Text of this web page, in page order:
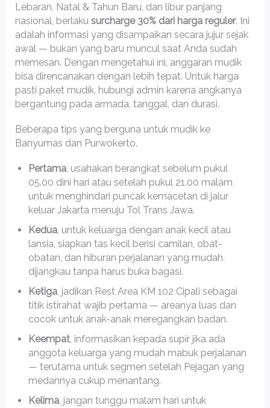
Lebaran, Natal & Tahun Baru, dan libur panjang
nasional, berlaku surcharge 30% dari harga reguler. Ini
adalah informasi yang disampaikan secara jujur sejak
awal — bukan yang baru muncul saat Anda sudah
memesan. Dengan mengetahui ini, anggaran mudik
bisa direncanakan dengan lebih tepat. Untuk harga
pasti paket mudik, hubungi admin karena angkanya
bergantung pada armada, tanggal, dan durasi.
Beberapa tips yang berguna untuk mudik ke
Banyumas dan Purwokerto.
Pertama, usahakan berangkat sebelum pukul
05.00 dini hari atau setelah pukul 21.00 malam
untuk menghindari puncak kemacetan di jalur
keluar Jakarta menuju Tol Trans Jawa.
Kedua, untuk keluarga dengan anak kecil atau
lansia, siapkan tas kecil berisi camilan, obat-
obatan, dan hiburan perjalanan yang mudah
dijangkau tanpa harus buka bagasi.
Ketiga, jadikan Rest Area KM 102 Cipali sebagai
titik istirahat wajib pertama — areanya luas dan
cocok untuk anak-anak meregangkan badan.
Keempat, informasikan kepada supir jika ada
anggota keluarga yang mudah mabuk perjalanan
— terutama untuk segmen setelah Pejagan yang
medannya cukup menantang.
Kelima, jangan tunggu malam hari untuk